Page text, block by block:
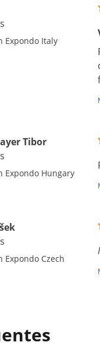
Expondo Italy
Tibor
Expondo Hungary
Expondo Czech